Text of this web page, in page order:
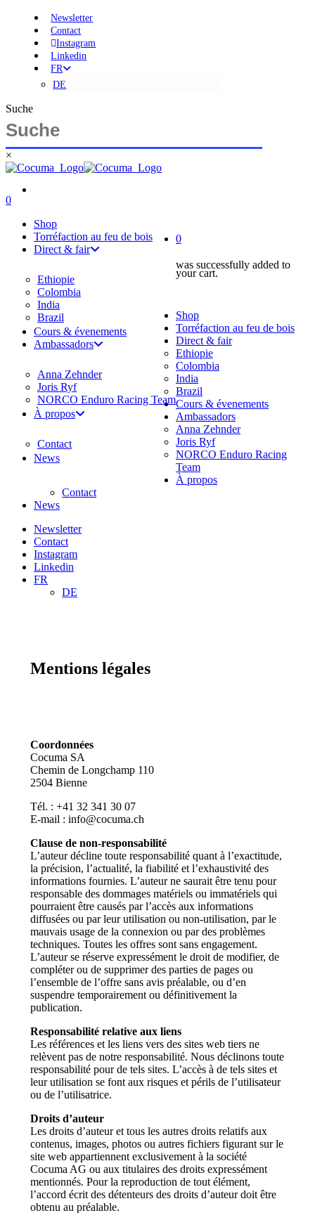
content
Newsletter
Contact
Instagram
Linkedin
FR
DE
Suche
×
Close
search
account
0
Shop
Torréfaction au feu de bois
Direct & fair
Ethiopie
Colombia
India
Brazil
Cours & évenements
Ambassadors
Anna Zehnder
Joris Ryf
NORCO Enduro Racing Team
À propos
Contact
News
0
was successfully added to
your cart.
Shop
Torréfaction au feu de bois
Direct & fair
Ethiopie
Colombia
India
Brazil
Cours & évenements
Ambassadors
Anna Zehnder
Joris Ryf
NORCO Enduro Racing
Team
À propos
Contact
News
Newsletter
Contact
Instagram
Linkedin
FR
DE
Mentions légales
Coordonnées
Cocuma SA
Chemin de Longchamp 110
2504 Bienne
Tél. : +41 32 341 30 07
E-mail : info@cocuma.ch
Clause de non-responsabilité
L’auteur décline toute responsabilité quant à l’exactitude,
la précision, l’actualité, la fiabilité et l’exhaustivité des
informations fournies. L’auteur ne saurait être tenu pour
responsable des dommages matériels ou immatériels qui
pourraient être causés par l’accès aux informations
diffusées ou par leur utilisation ou non-utilisation, par le
mauvais usage de la connexion ou par des problèmes
techniques. Toutes les offres sont sans engagement.
L’auteur se réserve expressément le droit de modifier, de
compléter ou de supprimer des parties de pages ou
l’ensemble de l’offre sans avis préalable, ou d’en
suspendre temporairement ou définitivement la
publication.
Responsabilité relative aux liens
Les références et les liens vers des sites web tiers ne
relèvent pas de notre responsabilité. Nous déclinons toute
responsabilité pour de tels sites. L’accès à de tels sites et
leur utilisation se font aux risques et périls de l’utilisateur
ou de l’utilisatrice.
Droits d’auteur
Les droits d’auteur et tous les autres droits relatifs aux
contenus, images, photos ou autres fichiers figurant sur le
site web appartiennent exclusivement à la société
Cocuma AG ou aux titulaires des droits expressément
mentionnés. Pour la reproduction de tout élément,
l’accord écrit des détenteurs des droits d’auteur doit être
obtenu au préalable.